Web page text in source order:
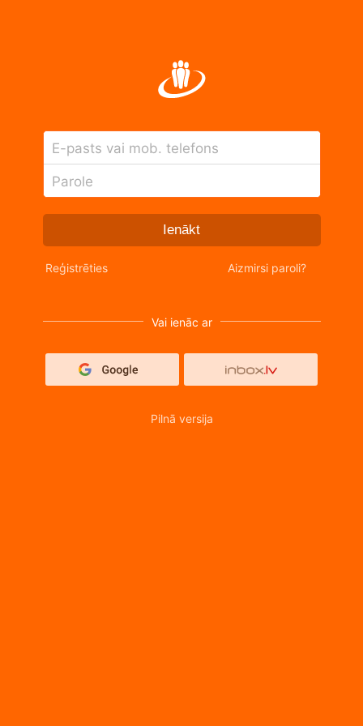
E-pasts vai mob. telefons
Parole
Ienākt
Reģistrēties Aizmirsi paroli?
Vai ienāc ar
Pilnā versija